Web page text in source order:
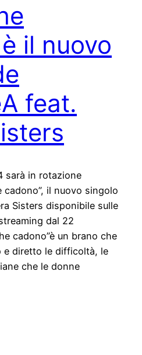
il nuovo
feat.
sarà in rotazione
cadono”, il nuovo singolo
Sisters disponibile sulle
dal 22
cadono”è un brano che
e diretto le difficoltà, le
che le donne